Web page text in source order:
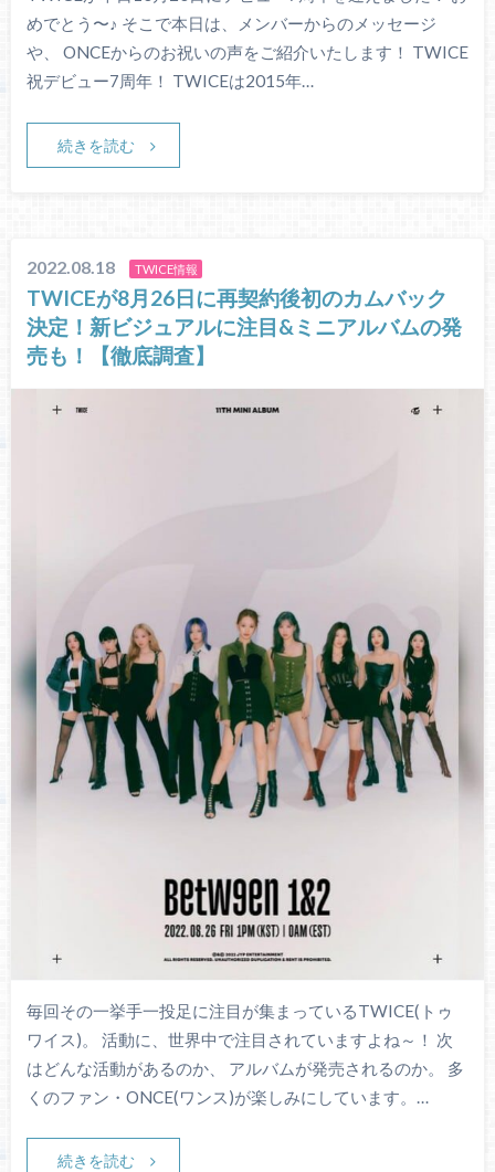
めでとう〜♪ そこで本日は、メンバーからのメッセージ
や、 ONCEからのお祝いの声をご紹介いたします！ TWICE
祝デビュー7周年！ TWICEは2015年…
続きを読む
2022.08.18 TWICE情報
TWICEが8月26日に再契約後初のカムバック
決定！新ビジュアルに注目&ミニアルバムの発
売も！【徹底調査】
毎回その一挙手一投足に注目が集まっているTWICE(トゥ
ワイス)。 活動に、世界中で注目されていますよね～！ 次
はどんな活動があるのか、 アルバムが発売されるのか。 多
くのファン・ONCE(ワンス)が楽しみにしています。…
続きを読む